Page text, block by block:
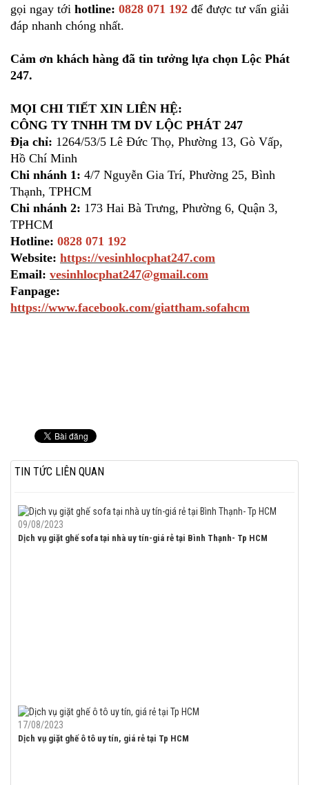
gọi ngay tới hotline: 0828 071 192 để được tư vấn giải
đáp nhanh chóng nhất.
Cảm ơn khách hàng đã tin tưởng lựa chọn Lộc Phát
247.
MỌI CHI TIẾT XIN LIÊN HỆ:
CÔNG TY TNHH TM DV LỘC PHÁT 247
Địa chỉ: 1264/53/5 Lê Đức Thọ, Phường 13, Gò Vấp,
Hồ Chí Minh
Chi nhánh 1: 4/7 Nguyễn Gia Trí, Phường 25, Bình
Thạnh, TPHCM
Chi nhánh 2: 173 Hai Bà Trưng, Phường 6, Quận 3,
TPHCM
Hotline: 0828 071 192
Website: https://vesinhlocphat247.com
Email: vesinhlocphat247@gmail.com
Fanpage:
https://www.facebook.com/giattham.sofahcm
TIN TỨC LIÊN QUAN
09/08/2023
Dịch vụ giặt ghế sofa tại nhà uy tín-giá rẻ tại Bình Thạnh- Tp HCM
17/08/2023
Dịch vụ giặt ghế ô tô uy tín, giá rẻ tại Tp HCM